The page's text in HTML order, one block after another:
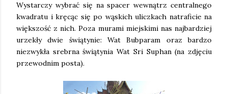
Wystarczy wybrać się na spacer wewnątrz centralnego
kwadratu i kręcąc się po wąskich uliczkach natraficie na
większość z nich. Poza murami miejskimi nas najbardziej
urzekły dwie świątynie: Wat Bubparam oraz bardzo
niezwykła srebrna świątynia Wat Sri Suphan (na zdjęciu
przewodnim posta).